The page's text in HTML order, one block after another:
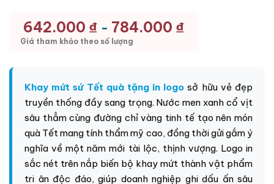
642.000 ₫ - 784.000 ₫
Giá tham khảo theo số lượng
Khay mứt sứ Tết quà tặng in logo sở hữu vẻ đẹp
truyền thống đầy sang trọng. Nước men xanh cổ vịt
sâu thẳm cùng đường chỉ vàng tinh tế tạo nên món
quà Tết mang tính thẩm mỹ cao, đồng thời gửi gắm ý
nghĩa về một năm mới tài lộc, thịnh vượng. Logo in
sắc nét trên nắp biến bộ khay mứt thành vật phẩm
tri ân độc đáo, giúp doanh nghiệp ghi dấu ấn sâu